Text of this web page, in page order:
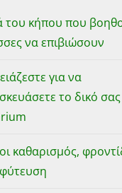
του κήπου που
να επιβιώσουν
για να
το δικό σας
καθαρισμός,